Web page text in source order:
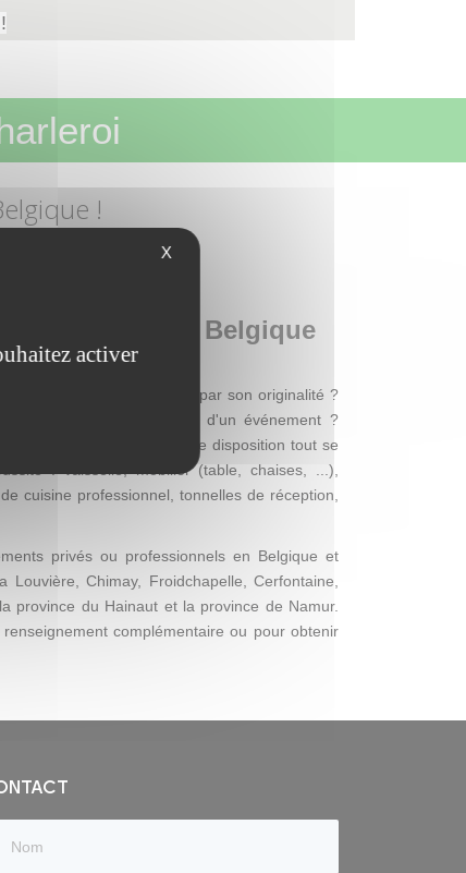
!
en Belgique
mais qui se distingue par son originalité ?
mettre de l'ambiance lors d'un événement ?
Loca Concept met à votre disposition tout se
: vaisselle, mobilier (table, chaises, ...),
cuisine professionnel, tonnelles de réception,
privés ou professionnels en Belgique et
Chimay, Froidchapelle, Cerfontaine,
province du Hainaut et la province de Namur.
complémentaire ou pour obtenir
X
activer